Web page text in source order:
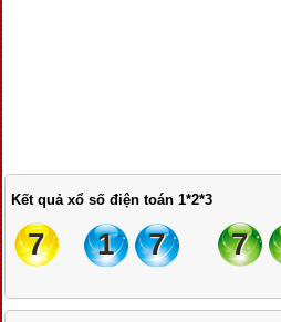
Kết quả xổ số điện toán 1*2*3
7 1 7 7